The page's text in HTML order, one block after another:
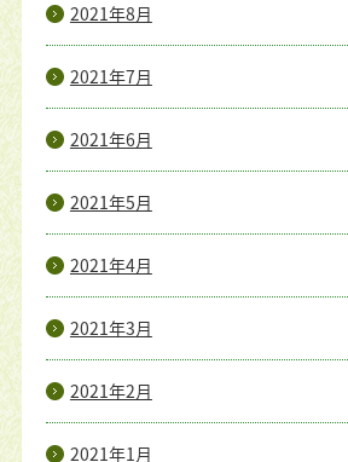
2021年8月
2021年7月
2021年6月
2021年5月
2021年4月
2021年3月
2021年2月
2021年1月